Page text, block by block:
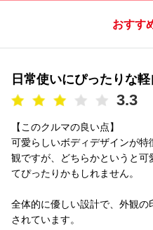
おすす
日常使いにぴったりな
3.3
【このクルマの良い点】
可愛らしいボディデザインが
観ですが、どちらかというと可
てぴったりかもしれません。
全体的に優しい設計で、外観
されています。